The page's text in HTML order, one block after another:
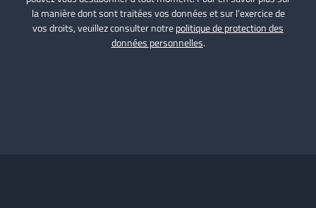
la manière dont sont traitées vos données et sur l’exercice de
vos droits, veuillez consulter notrepolitique de protection des
données personnelles.